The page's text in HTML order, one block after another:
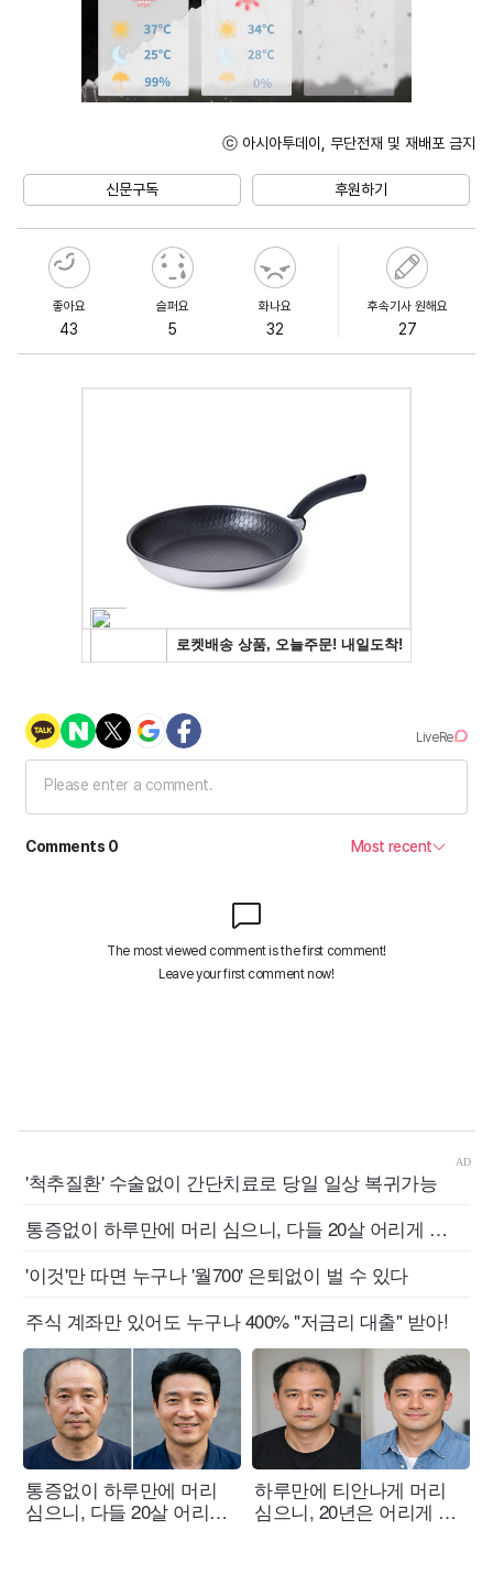
ⓒ 아시아투데이, 무단전재 및 재배포 금지
신문구독 후원하기
좋아요
43
슬퍼요
5
화나요
32
후속기사 원해요
27